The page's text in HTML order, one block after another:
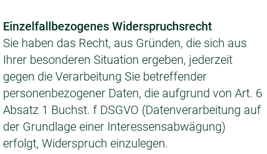
Einzelfallbezogenes Widerspruchsrecht
Sie haben das Recht, aus Gründen, die sich aus
Ihrer besonderen Situation ergeben, jederzeit
gegen die Verarbeitung Sie betreffender
personenbezogener Daten, die aufgrund von Art. 6
Absatz 1 Buchst. f DSGVO (Datenverarbeitung auf
der Grundlage einer Interessensabwägung)
erfolgt, Widerspruch einzulegen.